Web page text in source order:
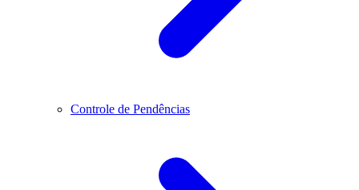
Controle de Pendências